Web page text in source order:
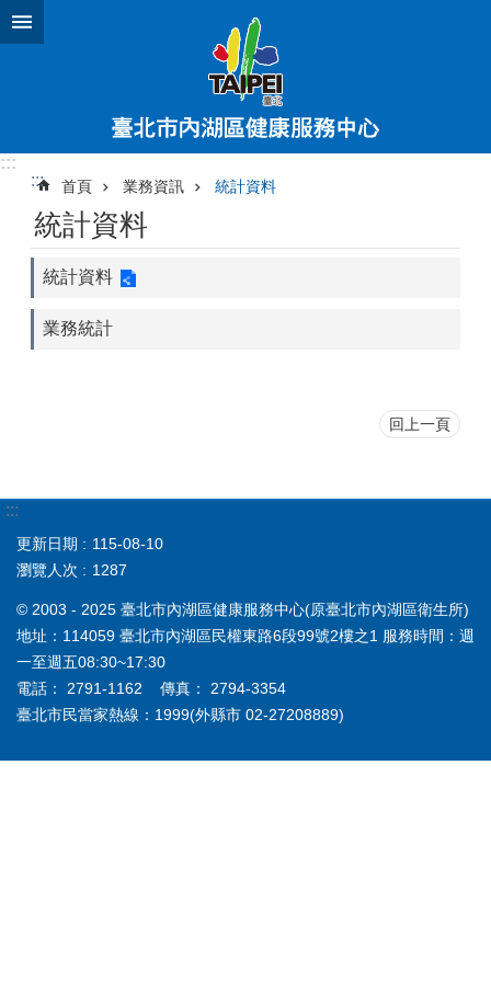
跳到主要內容區塊
:::
:::
首頁 業務資訊 統計資料
統計資料
統計資料
業務統計
回上一頁
:::
更新日期
115-08-10
瀏覽人次
1287
© 2003 - 2025 臺北市內湖區健康服務中心(原臺北市內湖區衛生所)
地址：114059 臺北市內湖區民權東路6段99號2樓之1 服務時間：週
一至週五08:30~17:30
電話： 2791-1162 傳真： 2794-3354
臺北市民當家熱線：1999(外縣市 02-27208889)